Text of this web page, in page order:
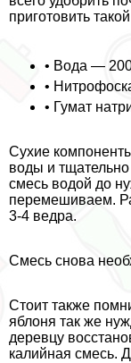
приготовить
• Вода —
•
• Гумат
Сухие
воды и
смесь водой до
перемешиваем.
3-4 ведра.
Смесь снова
Стоит также
яблоня так же
деревцу
калийная смесь.